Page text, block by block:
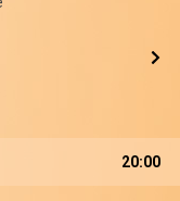
20:00